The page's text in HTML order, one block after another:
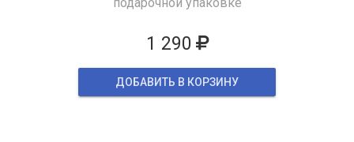
подарочной упаковке
1 290
ДОБАВИТЬ В КОРЗИНУ